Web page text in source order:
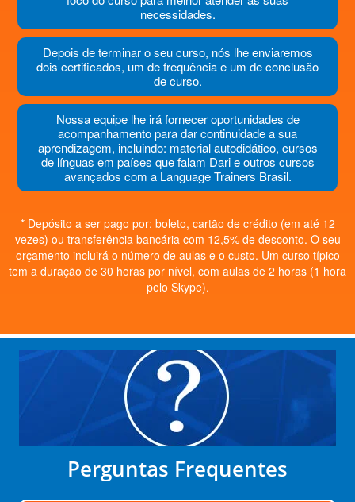
necessidades.
Depois de terminar o seu curso, nós lhe enviaremos
dois certificados, um de frequência e um de conclusão
de curso.
Nossa equipe lhe irá fornecer oportunidades de
acompanhamento para dar continuidade a sua
aprendizagem, incluindo: material autodidático, cursos
de línguas em países que falam Dari e outros cursos
avançados com a Language Trainers Brasil.
* Depósito a ser pago por: boleto, cartão de crédito (em até 12
vezes) ou transferência bancária com 12,5% de desconto. O seu
orçamento incluirá o número de aulas e o custo. Um curso típico
tem a duração de 30 horas por nível, com aulas de 2 horas (1 hora
pelo Skype).
Perguntas Frequentes